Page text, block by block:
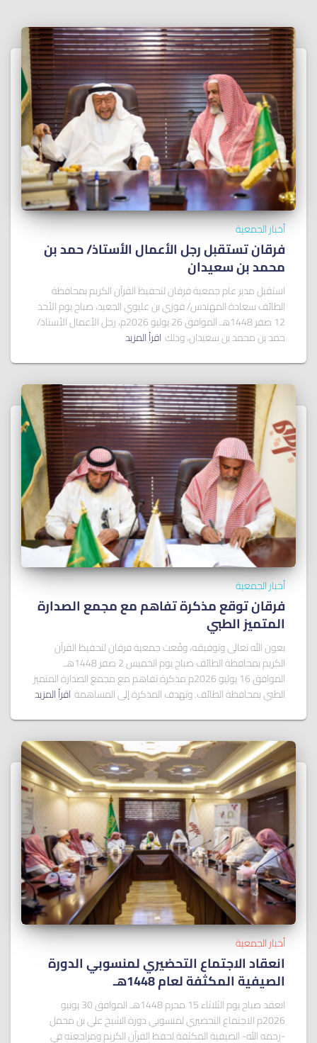
أخبار الجمعية
فرقان تستقبل رجل الأعمال الأستاذ/ ﺣﻤﺪ ﺑﻦ
ﻣﺤﻤﺪ ﺑﻦ ﺳﻌﻴﺪان
استقبل مدير عام جمعية فرقان لتحفيظ القرآن الكريم بمحافظة
الطائف سعادة المهندس/ فوزي بن عليوي الجعيد، صباح يوم الأحد
12 صفر 1448هـ الموافق 26 يوليو 2026م، رجل الأعمال الأستاذ/
حمد بن محمد بن سعيدان، وذلك اقرأ المزيد
أخبار الجمعية
فرقان توقع مذكرة تفاهم مع مجمع الصدارة
المتميز الطبي
بعون الله تعالى وتوفيقه، وقّعت جمعية فرقان لتحفيظ القرآن
الكريم بمحافظة الطائف صباح يوم الخميس 2 صفر 1448هـ
الموافق 16 يوليو 2026م مذكرة تفاهم مع مجمع الصدارة المتميز
الطبي بمحافظة الطائف. وتهدف المذكرة إلى المساهمة اقرأ المزيد
أخبار الجمعية
انعقاد الاجتماع التحضيري لمنسوبي الدورة
الصيفية المكثفة لعام 1448هـ
انعقد صباح يوم الثلاثاء 15 محرم 1448هـ الموافق 30 يونيو
2026م الاجتماع التحضيري لمنسوبي دورة الشيخ علي بن محمل
-رحمه الله- الصيفية المكثفة لحفظ القرآن الكريم ومراجعته في